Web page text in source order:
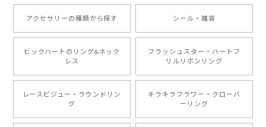
アクセサリーの種類から探す シール・雑貨
ビックハートのリング&ネック
レス
フラッシュスター・ハートフ
リルリボンリング
レースビジュー・ラウンドリン
グ
キラキラフラワー・クローバ
ーリング